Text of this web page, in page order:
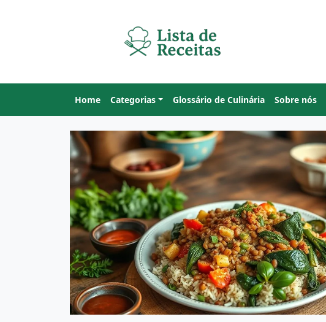
Home Categorias Glossário de Culinária Sobre nós